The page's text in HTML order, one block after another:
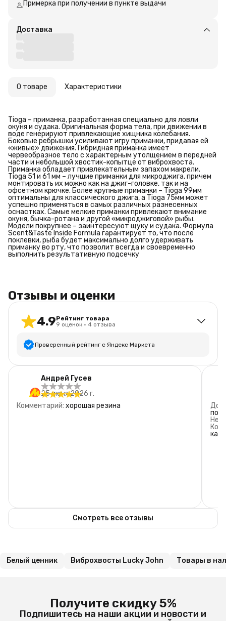
Примерка при получении в пункте выдачи
Доставка
О товаре Характеристики
Tioga – приманка, разработанная специально для ловли
окуня и судака. Оригинальная форма тела, при движении в
воде генерируют привлекающие хищника колебания.
Боковые ребрышки усиливают игру приманки, придавая ей
«живые» движения. Гибридная приманка имеет
червеобразное тело с характерным утолщением в передней
части и небольшой хвостик-копытце от виброхвоста.
Приманка обладает привлекательным запахом макрели.
Tioga 51 и 61 мм – лучшие приманки для микроджига, причем
монтировать их можно как на джиг-головке, так и на
офсетном крючке. Более крупные приманки – Tioga 99мм
оптимальны для классического джига, а Tioga 75мм может
успешно применяться в самых различных разнесенных
оснастках. Самые мелкие приманки привлекают внимание
окуня, бычка-ротана и другой «микроджиговой» рыбы.
Модели покрупнее – заинтересуют щуку и судака. Формула
Scent&Taste Inside Formula гарантирует то, что после
поклевки, рыба будет максимально долго удерживать
приманку во рту, что позволит всегда и своевременно
выполнить результативную подсечку
Отзывы и оценки
4.9Рейтинг товара
9 оценок · 4 отзыва
Проверенный рейтинг с Яндекс Маркета
5звёзд
8
звезды
звезды
2звезды
Андрей Гусев
25 июня 2026 г.
Комментарий: хорошая резина
Смотреть все отзывы
Белый ценник Виброхвосты Lucky John Товары в
Получите скидку 5%
Подпишитесь на наши акции и новости и